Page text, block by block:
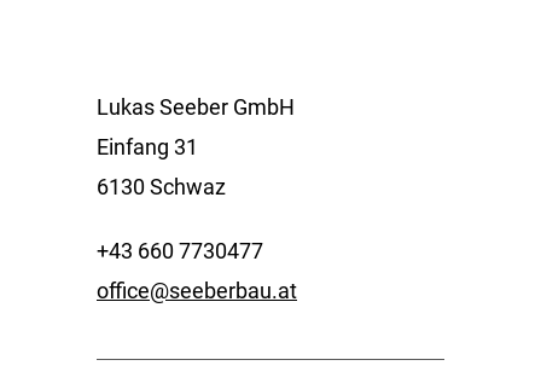
Lukas Seeber GmbH
Einfang 31
6130 Schwaz
+43 660 7730477
office@seeberbau.at